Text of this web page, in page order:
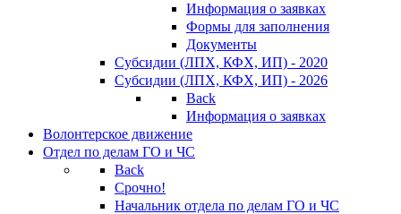
Информация о заявках
Формы для заполнения
Документы
Субсидии (ЛПХ, КФХ, ИП) - 2020
Субсидии (ЛПХ, КФХ, ИП) - 2026
Back
Информация о заявках
Волонтерское движение
Отдел по делам ГО и ЧС
Back
Срочно!
Начальник отдела по делам ГО и ЧС